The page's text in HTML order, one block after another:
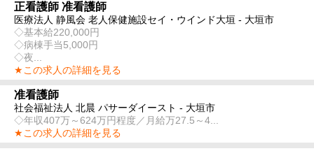
正看護師 准看護師
医療法人 静風会 老人保健施設セイ・ウインド大垣 - 大垣市
◇基本給220,000円
◇病棟手当5,000円
◇夜...
★この求人の詳細を見る
准看護師
社会福祉法人 北晨 パサーダイースト - 大垣市
◇年収407万～624万円程度／月給万27.5～4...
★この求人の詳細を見る